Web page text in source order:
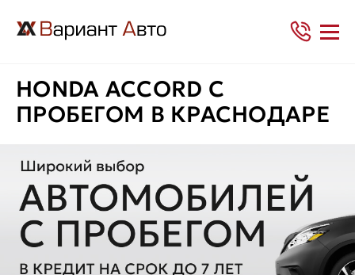
HONDA ACCORD С
ПРОБЕГОМ В КРАСНОДАРЕ